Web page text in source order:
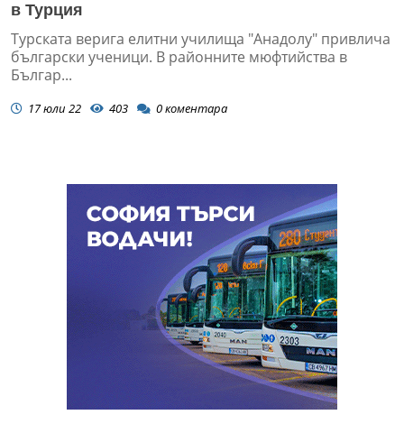
в Турция
Турската верига елитни училища "Анадолу" привлича
български ученици. В районните мюфтийства в
Българ...
17 юли 22 403 0коментара